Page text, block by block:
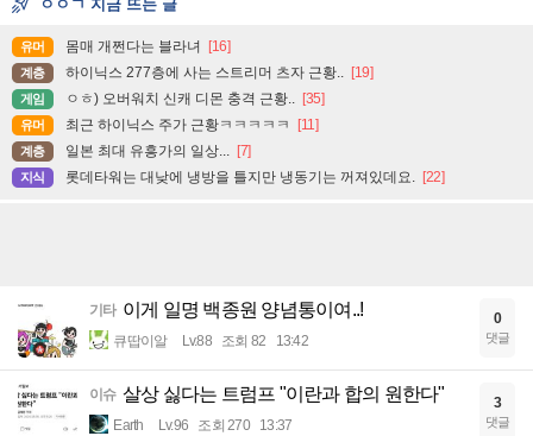
ㅇㅇㄱ 지금 뜨는 글
유머 몸매 개쩐다는 블라녀 [16]
계층 하이닉스 277층에 사는 스트리머 츠자 근황.. [19]
게임 ㅇㅎ) 오버워치 신캐 디몬 충격 근황.. [35]
유머 최근 하이닉스 주가 근황ㅋㅋㅋㅋㅋ [11]
계층 일본 최대 유흥가의 일상... [7]
지식 롯데타워는 대낮에 냉방을 틀지만 냉동기는 꺼져있데요. [22]
기타 이게 일명 백종원 양념통이여..!
큐땁이알 Lv.88 조회 82 13:42
0
댓글
이슈 살상 싫다는 트럼프 "이란과 합의 원한다"
Earth Lv.96 조회 270 13:37
3
댓글